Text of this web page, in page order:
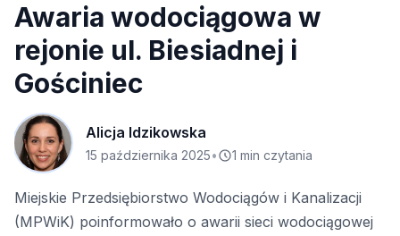
Awaria wodociągowa w
rejonie ul. Biesiadnej i
Gościniec
Alicja Idzikowska
15 października 2025• 1 min czytania
Miejskie Przedsiębiorstwo Wodociągów i Kanalizacji
(MPWiK) poinformowało o awarii sieci wodociągowej